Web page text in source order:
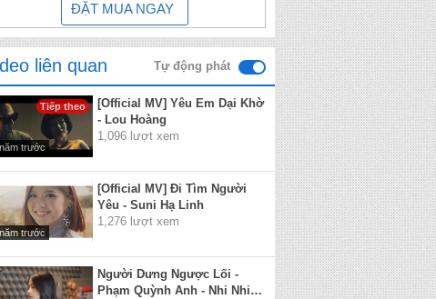
ĐẶT MUA NGAY
liên quan Tự động phát
Tiếp theo
trước
[Official MV] Yêu Em Dại Khờ
- Lou Hoàng
1,096 lượt xem
trước
[Official MV] Đi Tìm Người
Yêu - Suni Hạ Linh
1,276 lượt xem
Người Dưng Ngược Lối -
Phạm Quỳnh Anh - Nhi Nhi